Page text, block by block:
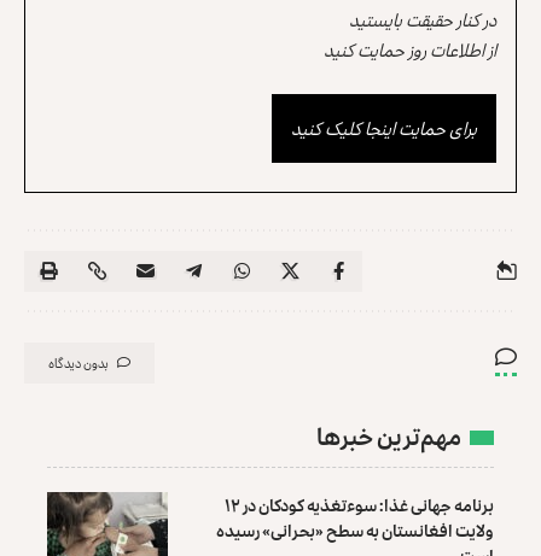
در کنار حقیقت بایستید
از اطلاعات روز حمایت کنید
برای حمایت اینجا کلیک کنید
بدون دیدگاه
مهم‌ترین خبرها
برنامه جهانی غذا: سوءتغذیه کودکان در ۱۲
ولایت افغانستان به سطح «بحرانی» رسیده